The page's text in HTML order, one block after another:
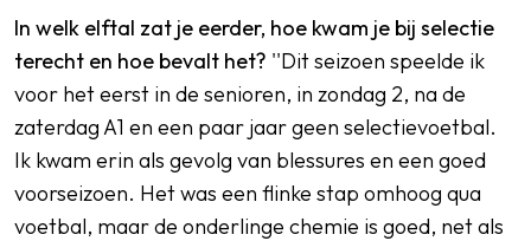
In welk elftal zat je eerder, hoe kwam je bij selectie
terecht en hoe bevalt het? ''Dit seizoen speelde ik
voor het eerst in de senioren, in zondag 2, na de
zaterdag A1 en een paar jaar geen selectievoetbal.
Ik kwam erin als gevolg van blessures en een goed
voorseizoen. Het was een flinke stap omhoog qua
voetbal, maar de onderlinge chemie is goed, net als